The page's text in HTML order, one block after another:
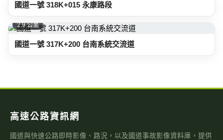
國道一號 318K+015 永康路段
2.9 公里
國道一號 317K+200 台南系統交流道
高速公路資訊網
國道與快速公路即時影像、路況，以及國道事故影像資料庫，提供